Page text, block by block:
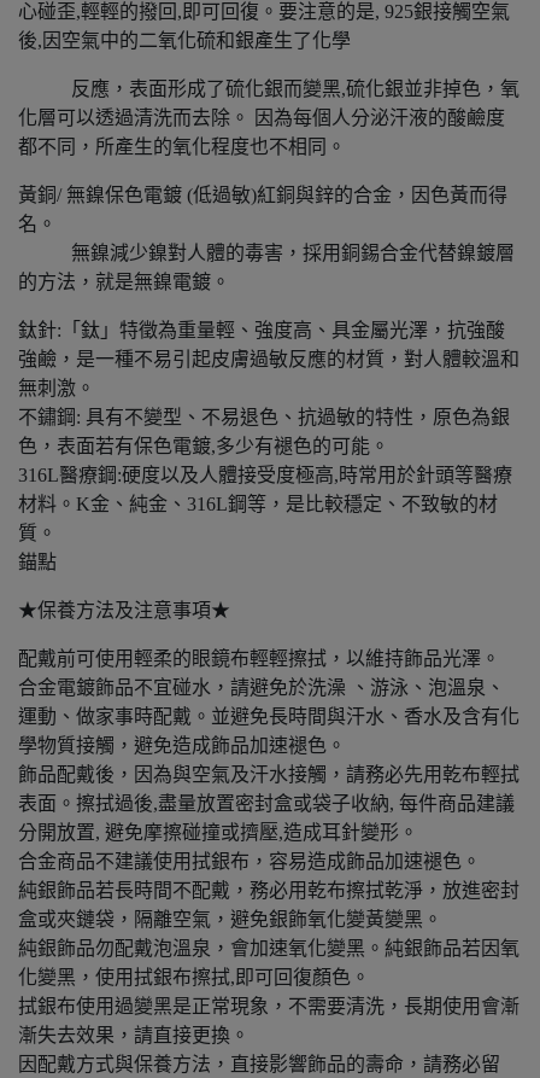
心碰歪,輕輕的撥回,即可回復。要注意的是, 925銀接觸空氣
後,因空氣中的二氧化硫和銀產生了化學
反應，表面形成了硫化銀而變黑,硫化銀並非掉色，氧
化層可以透過清洗而去除。 因為每個人分泌汗液的酸鹼度
都不同，所產生的氧化程度也不相同。
黃銅/ 無鎳保色電鍍 (低過敏)紅銅與鋅的合金，因色黃而得
名。
無鎳減少鎳對人體的毒害，採用銅錫合金代替鎳鍍層
的方法，就是無鎳電鍍。
鈦針:「鈦」特徵為重量輕、強度高、具金屬光澤，抗強酸
強鹼，是一種不易引起皮膚過敏反應的材質，對人體較溫和
無刺激。
不鏽鋼: 具有不變型、不易退色、抗過敏的特性，原色為銀
色，表面若有保色電鍍,多少有褪色的可能。
316L醫療鋼:硬度以及人體接受度極高,時常用於針頭等醫療
材料。K金、純金、316L鋼等，是比較穩定、不致敏的材
質。
​錨點
★保養方法及注意事項★
配戴前可使用輕柔的眼鏡布輕輕擦拭，以維持飾品光澤。
合金電鍍飾品不宜碰水，請避免於洗澡 、游泳、泡溫泉、
運動、做家事時配戴。並避免長時間與汗水、香水及含有化
學物質接觸，避免造成飾品加速褪色。
飾品配戴後，因為與空氣及汗水接觸，請務必先用乾布輕拭
表面。擦拭過後,盡量放置密封盒或袋子收納, 每件商品建議
分開放置, 避免摩擦碰撞或擠壓,造成耳針變形。
合金商品不建議使用拭銀布，容易造成飾品加速褪色。
純銀飾品若長時間不配戴，務必用乾布擦拭乾淨，放進密封
盒或夾鏈袋，隔離空氣，避免銀飾氧化變黃變黑。
純銀飾品勿配戴泡溫泉，會加速氧化變黑。純銀飾品若因氧
化變黑，使用拭銀布擦拭,即可回復顏色。
拭銀布使用過變黑是正常現象，不需要清洗，長期使用會漸
漸失去效果，請直接更換。
因配戴方式與保養方法，直接影響飾品的壽命，請務必留